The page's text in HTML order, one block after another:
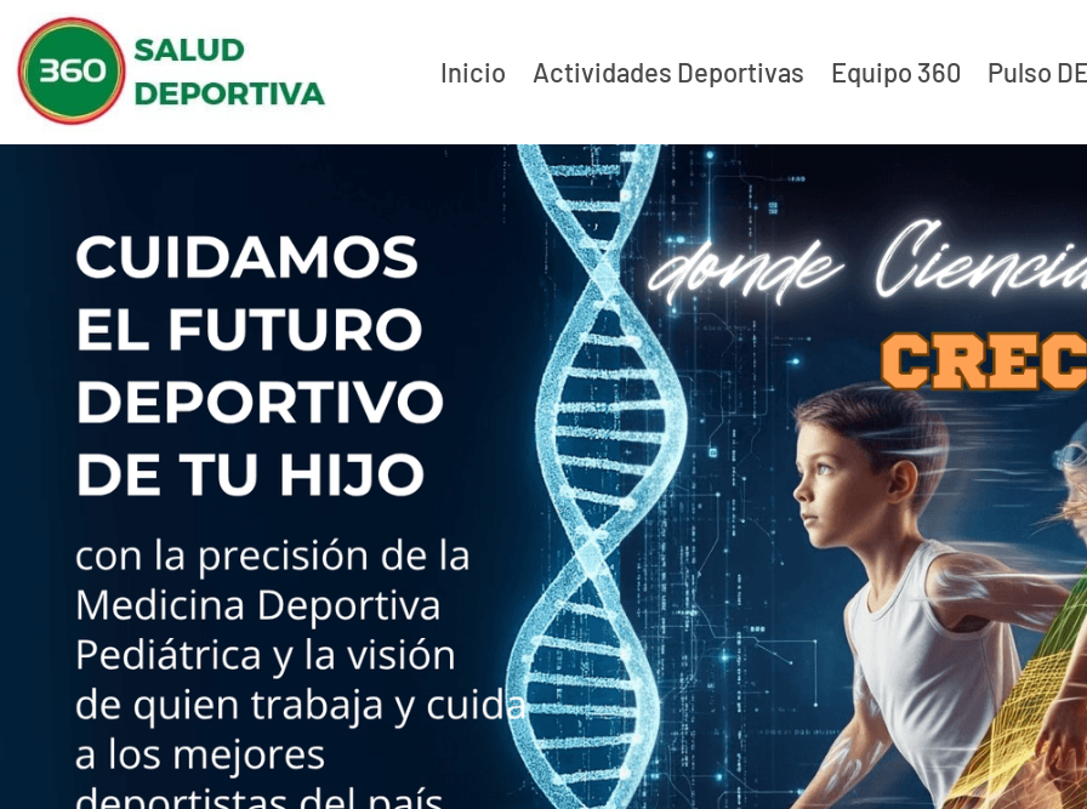
Inicio Actividades Deportivas Equipo 360 Pulso